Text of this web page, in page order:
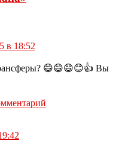
в 18:52
😄😄😄😊👍 Вы